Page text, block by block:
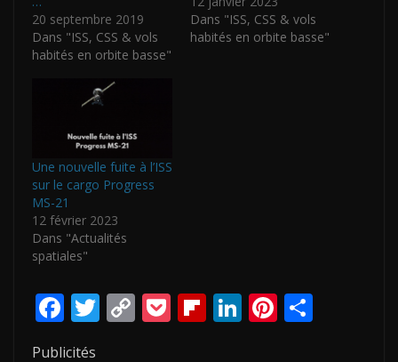
20 septembre 2019
Dans "ISS, CSS & vols
habités en orbite basse"
Dans "ISS, CSS & vols
habités en orbite basse"
Une nouvelle fuite à l’ISS
sur le cargo Progress
MS-21
12 février 2023
Dans "Actualités
spatiales"
F T C P Fli Li Pi
Publicités